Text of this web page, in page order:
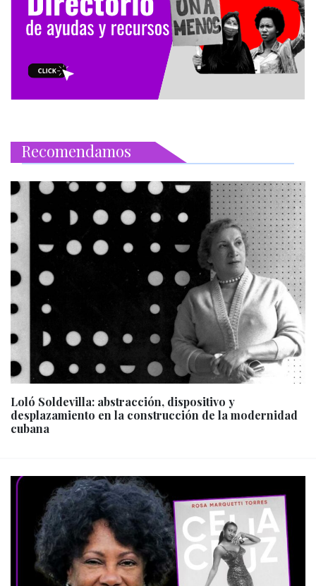
Recomendamos
Loló Soldevilla: abstracción, dispositivo y
desplazamiento en la construcción de la modernidad
cubana